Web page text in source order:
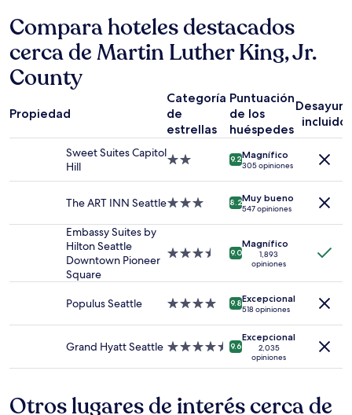
últimas
24
horas,
con
base
en
estancia
disponibilidad
están
cambios.
adicionales.
Compara hoteles destacados
cerca de Martin Luther King, Jr.
County
Propiedad
Categoría
de
estrellas
Puntuación
de los
huéspedes
incluido
Sweet Suites Capitol
Hill
Propiedad
estrellas
9.2Magnífico
305 opiniones
The ART INN SeattlePropiedad
estrellas
8.2Muy bueno
547 opiniones
Embassy Suites by
Hilton Seattle
Downtown Pioneer
Square
Propiedad
3.5
estrellas
9.0
Magnífico
1,893
opiniones
Populus Seattle
Propiedad
estrellas
9.8Excepcional
518 opiniones
Grand Hyatt Seattle Propiedad
9.6
Excepcional
2,035
opiniones
Otros lugares de interés cerca de